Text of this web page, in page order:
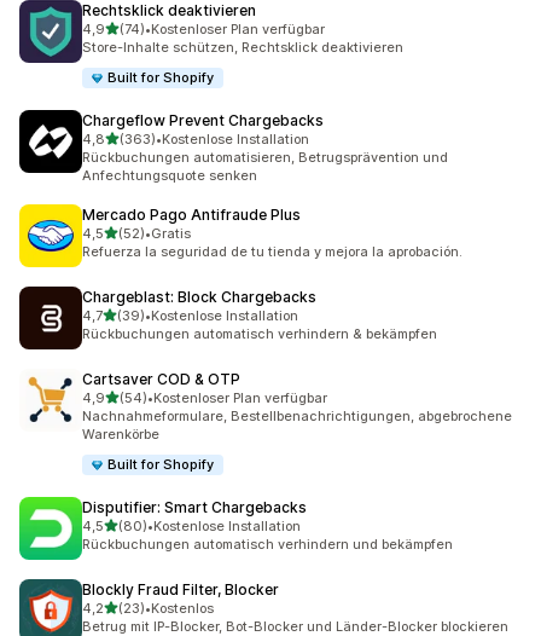
Rechtsklick deaktivieren
4,9von 5 Sternen
(74)
74 Rezensionen insgesamt
•Kostenloser Plan verfügbar
Store-Inhalte schützen, Rechtsklick deaktivieren
Built for Shopify
Chargeflow Prevent Chargebacks
4,8von 5 Sternen
(363)
363 Rezensionen insgesamt
•Kostenlose Installation
Rückbuchungen automatisieren, Betrugsprävention und
Anfechtungsquote senken
Mercado Pago Antifraude Plus
4,5von 5 Sternen
(52)
52 Rezensionen insgesamt
•Gratis
Refuerza la seguridad de tu tienda y mejora la aprobación.
Chargeblast: Block Chargebacks
4,7von 5 Sternen
(39)
39 Rezensionen insgesamt
•Kostenlose Installation
Rückbuchungen automatisch verhindern & bekämpfen
Cartsaver COD & OTP
4,9von 5 Sternen
(54)
54 Rezensionen insgesamt
•Kostenloser Plan verfügbar
Nachnahmeformulare, Bestellbenachrichtigungen, abgebrochene
Warenkörbe
Built for Shopify
Disputifier: Smart Chargebacks
4,5von 5 Sternen
(80)
80 Rezensionen insgesamt
•Kostenlose Installation
Rückbuchungen automatisch verhindern und bekämpfen
Blockly Fraud Filter, Blocker
4,2von 5 Sternen
(23)
23 Rezensionen insgesamt
•Kostenlos
Betrug mit IP-Blocker, Bot-Blocker und Länder-Blocker blockieren